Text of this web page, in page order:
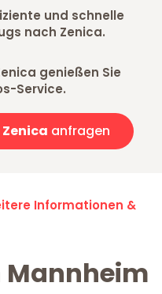
und schnelle
nach Zenica.
genießen Sie
Service.
anfragen
Informationen &
Mannheim